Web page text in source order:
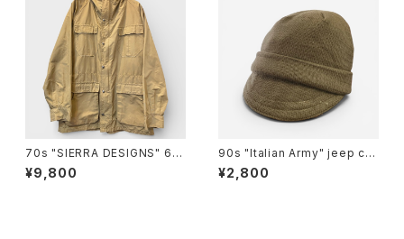
70s "SIERRA DESIGNS" 60/
40 MOUNTAIN PARKA シエ
ラデザイン マウンテンパーカー
¥9,800
90s "Italian Army" jeep ca
p イタリア軍 ウール ジープキャ
ップ
¥2,800